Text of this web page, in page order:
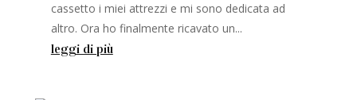
cassetto i miei attrezzi e mi sono dedicata ad
altro. Ora ho finalmente ricavato un...
leggi di più